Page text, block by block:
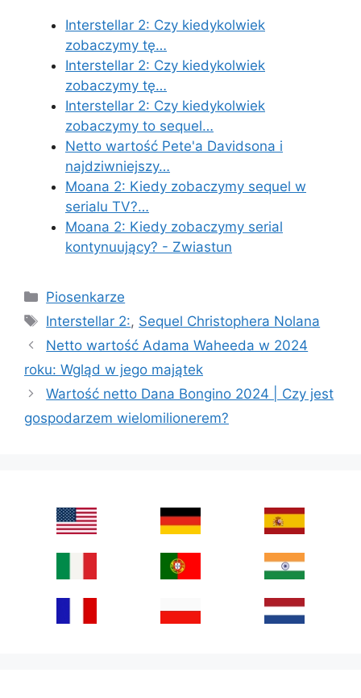
Interstellar 2: Czy kiedykolwiek
zobaczymy tę…
Interstellar 2: Czy kiedykolwiek
zobaczymy tę…
Interstellar 2: Czy kiedykolwiek
zobaczymy to sequel…
Netto wartość Pete'a Davidsona i
najdziwniejszy…
Moana 2: Kiedy zobaczymy sequel w
serialu TV?…
Moana 2: Kiedy zobaczymy serial
kontynuujący? - Zwiastun
Categories
Piosenkarze
Tags
Interstellar 2:, Sequel Christophera Nolana
Netto wartość Adama Waheeda w 2024
roku: Wgląd w jego majątek
Wartość netto Dana Bongino 2024 | Czy jest
gospodarzem wielomilionerem?